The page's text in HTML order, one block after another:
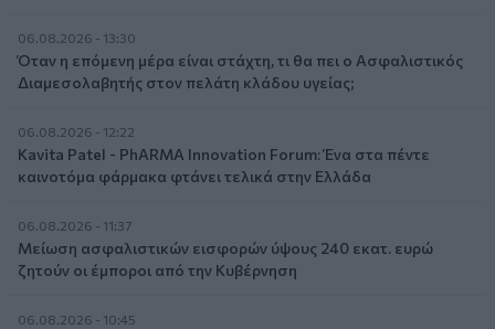
06.08.2026 - 13:30
Όταν η επόμενη μέρα είναι στάχτη, τι θα πει ο Ασφαλιστικός
Διαμεσολαβητής στον πελάτη κλάδου υγείας;
06.08.2026 - 12:22
Kavita Patel - PhARMA Innovation Forum: Ένα στα πέντε
καινοτόμα φάρμακα φτάνει τελικά στην Ελλάδα
06.08.2026 - 11:37
Μείωση ασφαλιστικών εισφορών ύψους 240 εκατ. ευρώ
ζητούν οι έμποροι από την Κυβέρνηση
06.08.2026 - 10:45